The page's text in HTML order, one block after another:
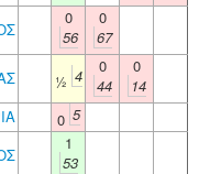
0
56
0
67
½ 4
0
44
0
14
0 5
1
53